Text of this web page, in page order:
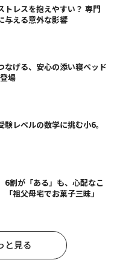
トレスを抱えやすい？ 専門
与える意外な影響
なげる、安心の添い寝ベッド
場
験レベルの数学に挑む小6。
6割が「ある」も、心配なこ
祖父母宅でお菓子三昧」
と見る